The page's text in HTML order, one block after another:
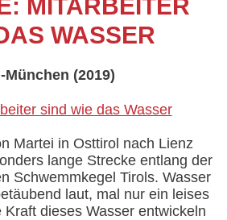
MITARBEITER
WASSER
(2019)
Martei in Osttirol nach Lienz
lange Strecke entlang der
Schwemmkegel Tirols. Wasser
laut, mal nur ein leises
dieses Wasser entwickeln